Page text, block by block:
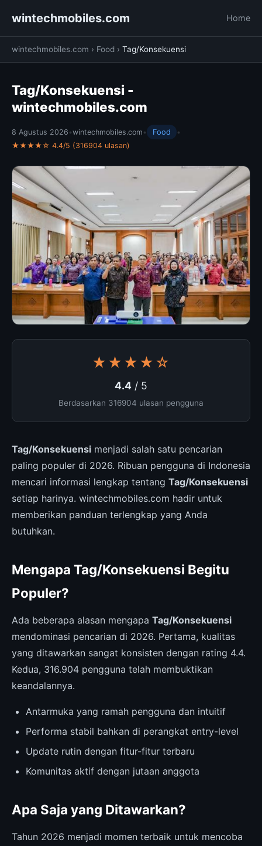
wintechmobiles.com Home
wintechmobiles.com › Food › Tag/Konsekuensi
Tag/Konsekuensi -
wintechmobiles.com
8 Agustus 2026 •wintechmobiles.com • Food
•
★★★★☆ 4.4/5 (316904 ulasan)
★★★★☆
4.4 / 5
Berdasarkan 316904 ulasan pengguna
Tag/Konsekuensi menjadi salah satu pencarian
paling populer di 2026. Ribuan pengguna di Indonesia
mencari informasi lengkap tentang Tag/Konsekuensi
setiap harinya. wintechmobiles.com hadir untuk
memberikan panduan terlengkap yang Anda
butuhkan.
Mengapa Tag/Konsekuensi Begitu
Populer?
Ada beberapa alasan mengapa Tag/Konsekuensi
mendominasi pencarian di 2026. Pertama, kualitas
yang ditawarkan sangat konsisten dengan rating 4.4.
Kedua, 316.904 pengguna telah membuktikan
keandalannya.
Antarmuka yang ramah pengguna dan intuitif
Performa stabil bahkan di perangkat entry-level
Update rutin dengan fitur-fitur terbaru
Komunitas aktif dengan jutaan anggota
Apa Saja yang Ditawarkan?
Tahun 2026 menjadi momen terbaik untuk mencoba